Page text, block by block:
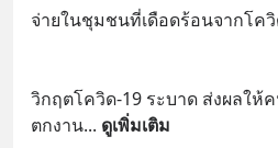
จ่ายในชุมชนที่เดือดร้อนจากโค
วิกฤตโควิด-19 ระบาด ส่งผลใ
ตกงาน... ดูเพิ่มเติม